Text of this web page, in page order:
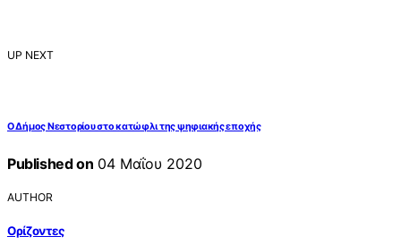
UP NEXT
Ο Δήμος Νεστορίου στο κατώφλι της ψηφιακής εποχής
Published on 04 Μαΐου 2020
AUTHOR
Ορίζοντες